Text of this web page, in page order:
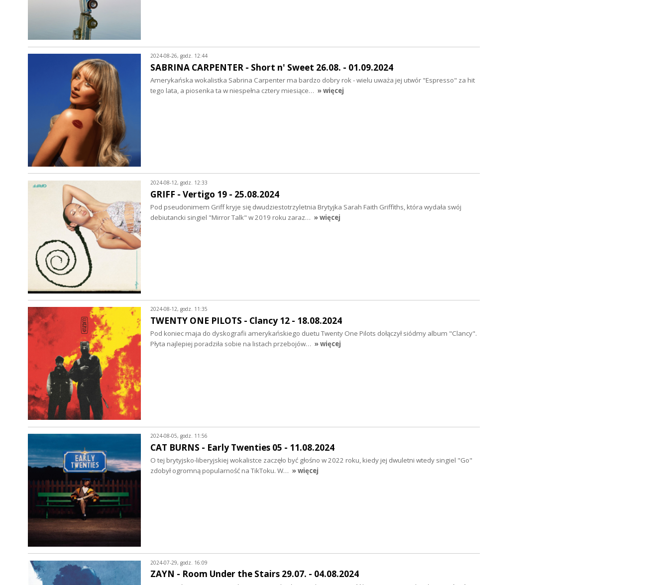
2024-08-26, godz. 12:44
SABRINA CARPENTER - Short n' Sweet 26.08. - 01.09.2024
Amerykańska wokalistka Sabrina Carpenter ma bardzo dobry rok - wielu uważa jej utwór "Espresso" za hit
tego lata, a piosenka ta w niespełna cztery miesiące… » więcej
2024-08-12, godz. 12:33
GRIFF - Vertigo 19 - 25.08.2024
Pod pseudonimem Griff kryje się dwudziestotrzyletnia Brytyjka Sarah Faith Griffiths, która wydała swój
debiutancki singiel "Mirror Talk" w 2019 roku zaraz… » więcej
2024-08-12, godz. 11:35
TWENTY ONE PILOTS - Clancy 12 - 18.08.2024
Pod koniec maja do dyskografii amerykańskiego duetu Twenty One Pilots dołączył siódmy album "Clancy".
Płyta najlepiej poradziła sobie na listach przebojów… » więcej
2024-08-05, godz. 11:56
CAT BURNS - Early Twenties 05 - 11.08.2024
O tej brytyjsko-liberyjskiej wokalistce zaczęło być głośno w 2022 roku, kiedy jej dwuletni wtedy singiel "Go"
zdobył ogromną popularność na TikToku. W… » więcej
2024-07-29, godz. 16:09
ZAYN - Room Under the Stairs 29.07. - 04.08.2024